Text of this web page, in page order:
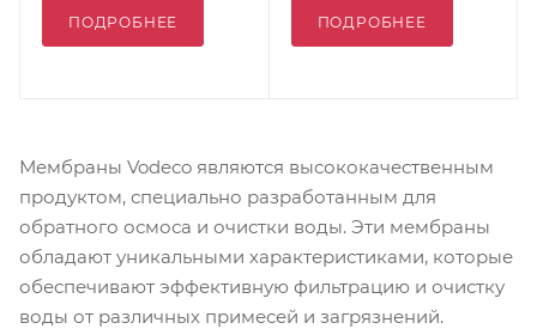
ПОДРОБНЕЕ ПОДРОБНЕЕ
Мембраны Vodeco являются высококачественным
продуктом, специально разработанным для
обратного осмоса и очистки воды. Эти мембраны
обладают уникальными характеристиками, которые
обеспечивают эффективную фильтрацию и очистку
воды от различных примесей и загрязнений.